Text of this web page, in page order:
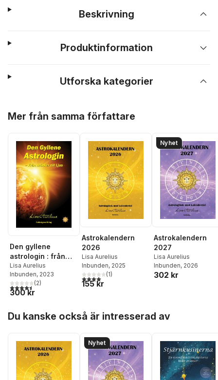
Beskrivning
Produktinformation
Utforska kategorier
Mer från samma författare
Den gyllene
astrologin : från
mörker till ljus
Lisa Aurelius
Inbunden, 2023
4,5utav 5 stjärnor. Totalt antal röster:
(2)
300 kr
Astrokalendern
2026
Lisa Aurelius
Inbunden, 2025
4,0utav 5 stjärnor. Totalt antal röster:
(1)
155 kr
Nyhet
Astrokalendern
2027
Lisa Aurelius
Inbunden, 2026
302 kr
Du kanske också är intresserad av
Nyhet